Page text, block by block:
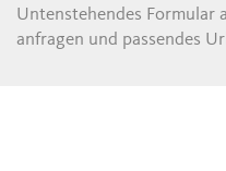
Untenstehendes Formular
anfragen und passendes